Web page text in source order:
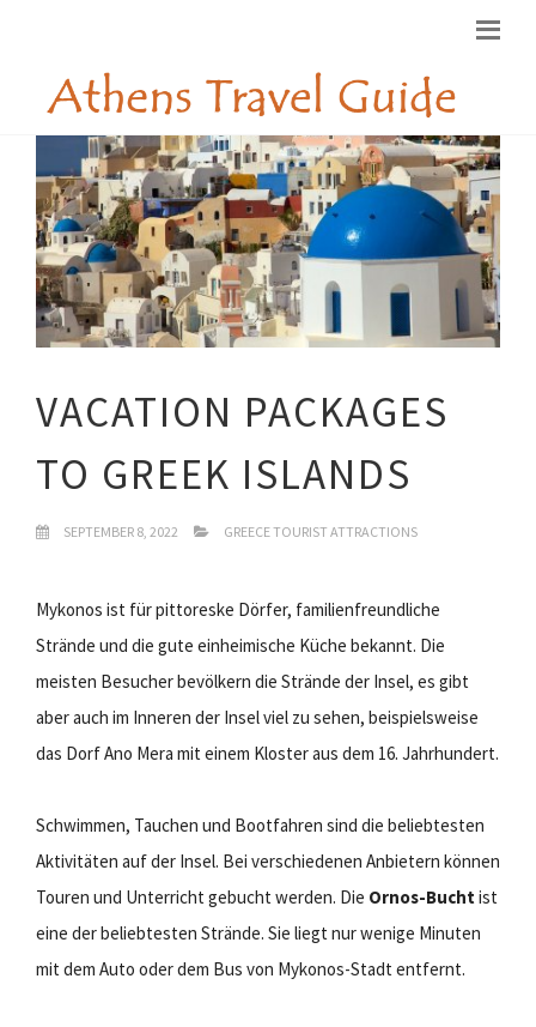
VACATION PACKAGES
TO GREEK ISLANDS
SEPTEMBER 8, 2022 GREECE TOURIST ATTRACTIONS
Mykonos ist für pittoreske Dörfer, familienfreundliche
Strände und die gute einheimische Küche bekannt. Die
meisten Besucher bevölkern die Strände der Insel, es gibt
aber auch im Inneren der Insel viel zu sehen, beispielsweise
das Dorf Ano Mera mit einem Kloster aus dem 16. Jahrhundert.
Schwimmen, Tauchen und Bootfahren sind die beliebtesten
Aktivitäten auf der Insel. Bei verschiedenen Anbietern können
Touren und Unterricht gebucht werden. Die Ornos-Bucht ist
eine der beliebtesten Strände. Sie liegt nur wenige Minuten
mit dem Auto oder dem Bus von Mykonos-Stadt entfernt.